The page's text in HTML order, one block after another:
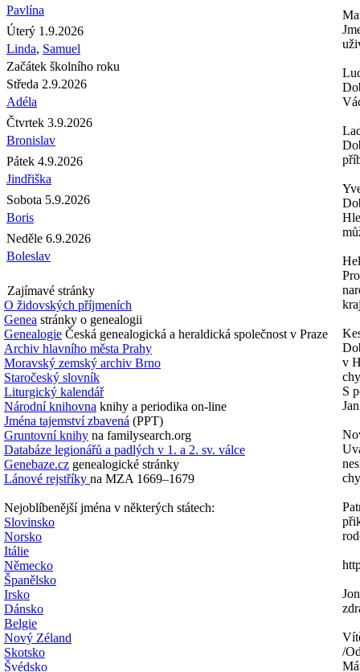
Pavlína
Úterý 1.9.2026
Linda, Samuel
Začátek školního roku
Středa 2.9.2026
Adéla
Čtvrtek 3.9.2026
Bronislav
Pátek 4.9.2026
Jindřiška
Sobota 5.9.2026
Boris
Neděle 6.9.2026
Boleslav
Zajímavé stránky
O židovských příjmeních
Genea stránky o genealogii
Genealogie Česká genealogická a heraldická společnost v Praze
Archiv hlavního města Prahy
Moravský zemský archiv Brno
Staročeský slovník
Liturgický kalendář
Národní knihovna knihy a periodika on-line
Jména tajemství zbavená (PPT)
Gruntovní knihy na familysearch.org
Databáze legionářů a padlých v 1. a 2. sv. válce
Genebaze.cz genealogické stránky
Lánové rejstříky na MZA 1669–1679
Nejoblíbenější jména v některých státech:
Slovinsko
Norsko
Itálie
Německo
Španělsko
Irsko
Dánsko
Belgie
Nový Zéland
Skotsko
Švédsko
v
S
/